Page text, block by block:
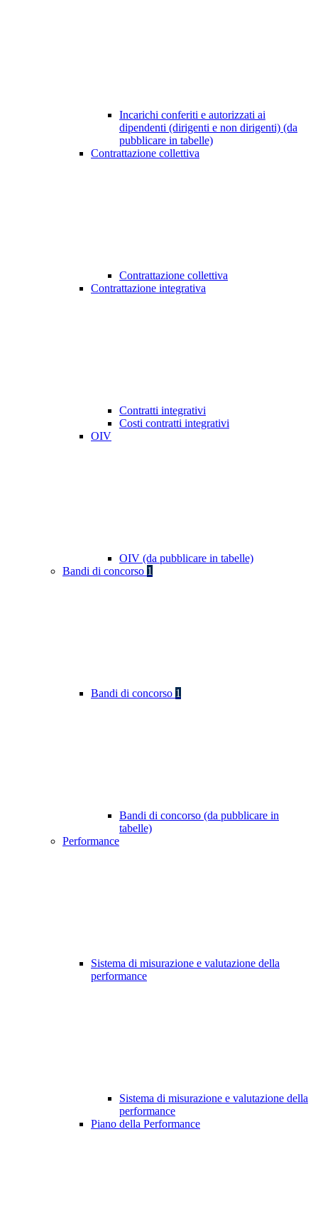
Incarichi conferiti e autorizzati ai
dipendenti (dirigenti e non dirigenti) (da
pubblicare in tabelle)
Contrattazione collettiva
Contrattazione collettiva
Contrattazione integrativa
Contratti integrativi
Costi contratti integrativi
OIV
OIV (da pubblicare in tabelle)
Bandi di concorso 1
Bandi di concorso 1
Bandi di concorso (da pubblicare in
tabelle)
Performance
Sistema di misurazione e valutazione della
performance
Sistema di misurazione e valutazione della
performance
Piano della Performance